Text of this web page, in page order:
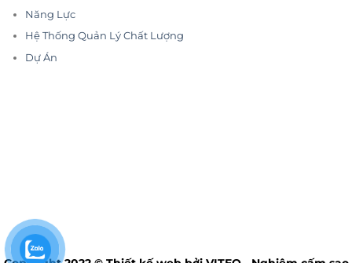
Năng Lực
Hệ Thống Quản Lý Chất Lượng
Dự Án